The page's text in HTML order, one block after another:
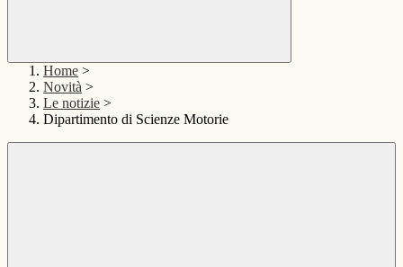
Home >
Novità >
Le notizie >
Dipartimento di Scienze Motorie